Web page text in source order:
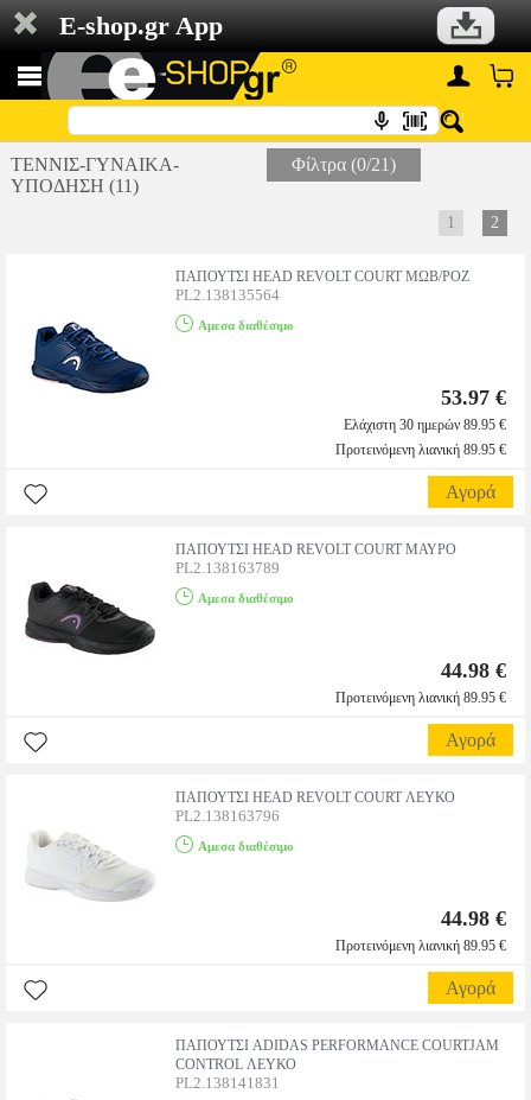
E-shop.gr App
ΤΕΝΝΙΣ-ΓΥΝΑΙΚΑ-
ΥΠΟΔΗΣΗ (11)
Φίλτρα (0/21)
1 2
ΠΑΠΟΥΤΣΙ HEAD REVOLT COURT ΜΩΒ/ΡΟΖ
PL2.138135564
Αμεσα διαθέσιμο
53.97 €
Ελάχιστη 30 ημερών 89.95 €
Προτεινόμενη λιανική 89.95 €
Αγορά
ΠΑΠΟΥΤΣΙ HEAD REVOLT COURT ΜΑΥΡΟ
PL2.138163789
Αμεσα διαθέσιμο
44.98 €
Προτεινόμενη λιανική 89.95 €
Αγορά
ΠΑΠΟΥΤΣΙ HEAD REVOLT COURT ΛΕΥΚΟ
PL2.138163796
Αμεσα διαθέσιμο
44.98 €
Προτεινόμενη λιανική 89.95 €
Αγορά
ΠΑΠΟΥΤΣΙ ADIDAS PERFORMANCE COURTJAM
CONTROL ΛΕΥΚΟ
PL2.138141831